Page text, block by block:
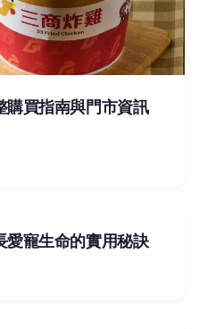
購買指南與門市資訊
愛寵生命的實用秘訣